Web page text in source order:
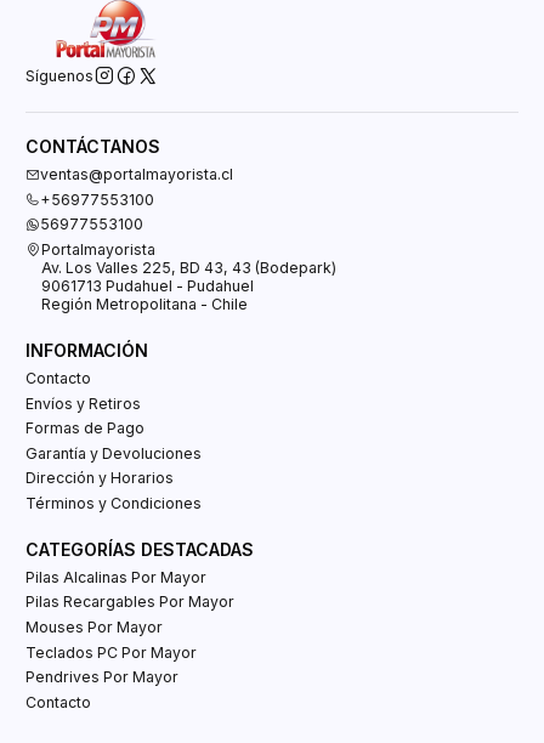
Síguenos
CONTÁCTANOS
ventas@portalmayorista.cl
+56977553100
56977553100
Portalmayorista
Av. Los Valles 225, BD 43, 43 (Bodepark)
9061713 Pudahuel - Pudahuel
Región Metropolitana - Chile
INFORMACIÓN
Contacto
Envíos y Retiros
Formas de Pago
Garantía y Devoluciones
Dirección y Horarios
Términos y Condiciones
CATEGORÍAS DESTACADAS
Pilas Alcalinas Por Mayor
Pilas Recargables Por Mayor
Mouses Por Mayor
Teclados PC Por Mayor
Pendrives Por Mayor
Contacto